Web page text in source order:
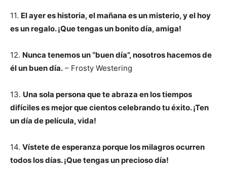
11. El ayer es historia, el mañana es un misterio, y el hoy
es un regalo. ¡Que tengas un bonito día, amiga!
12. Nunca tenemos un “buen día”, nosotros hacemos de
él un buen día. – Frosty Westering
13. Una sola persona que te abraza en los tiempos
difíciles es mejor que cientos celebrando tu éxito. ¡Ten
un día de película, vida!
14. Vístete de esperanza porque los milagros ocurren
todos los días. ¡Que tengas un precioso día!